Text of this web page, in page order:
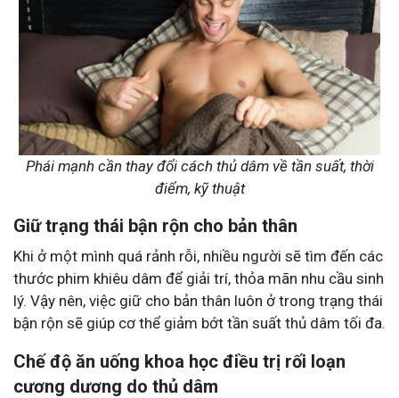
Phái mạnh cần thay đổi cách thủ dâm về tần suất, thời
điểm, kỹ thuật
Giữ trạng thái bận rộn cho bản thân
Khi ở một mình quá rảnh rỗi, nhiều người sẽ tìm đến các
thước phim khiêu dâm để giải trí, thỏa mãn nhu cầu sinh
lý. Vậy nên, việc giữ cho bản thân luôn ở trong trạng thái
bận rộn sẽ giúp cơ thể giảm bớt tần suất thủ dâm tối đa.
Chế độ ăn uống khoa học điều trị rối loạn
cương dương do thủ dâm